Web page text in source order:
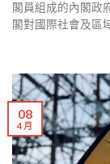
閣員組成的內閣政
閣對國際社會及區
08
4 月